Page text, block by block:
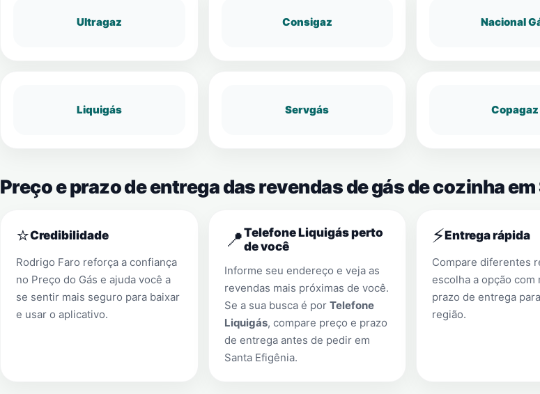
Ultragaz Consigaz Nacional
Liquigás Servgás Copagaz
Preço e prazo de entrega das revendas de gás de cozinha
⭐Credibilidade
Rodrigo Faro reforça a confiança
no Preço do Gás e ajuda você a
se sentir mais seguro para baixar
e usar o aplicativo.
📍Telefone Liquigás perto
de você
Informe seu endereço e veja as
revendas mais próximas de você.
Se a sua busca é por Telefone
Liquigás, compare preço e prazo
de entrega antes de pedir em
Santa Efigênia.
⚡Entrega rápida
Compare diferentes
escolha a opção com
prazo de entrega
região.